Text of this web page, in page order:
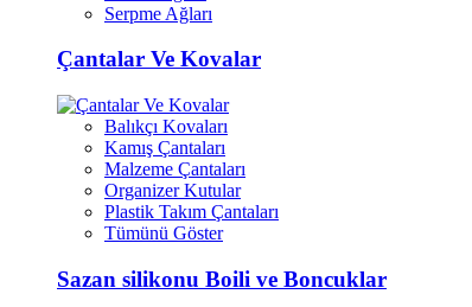
Serpme Ağları
Çantalar Ve Kovalar
Balıkçı Kovaları
Kamış Çantaları
Malzeme Çantaları
Organizer Kutular
Plastik Takım Çantaları
Tümünü Göster
Sazan silikonu Boili ve Boncuklar